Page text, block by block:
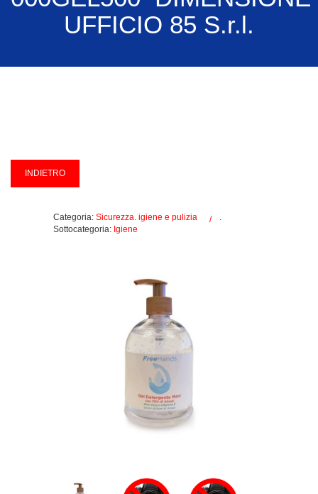
UFFICIO 85 S.r.l.
Categoria: Sicurezza. igiene e pulizia
.
Sottocategoria: Igiene